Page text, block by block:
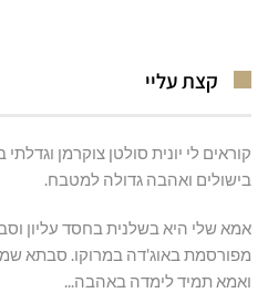
קצת עליי
קוראים לי יונית סולטן צוקרמן
בישולים ואהבה גדולה למטבח.
אמא שלי היא בשלנית בחסד עליון
מפורסמת באוג'דה במרוקו. סבתא
ואמא תמיד לימדה באהבה...